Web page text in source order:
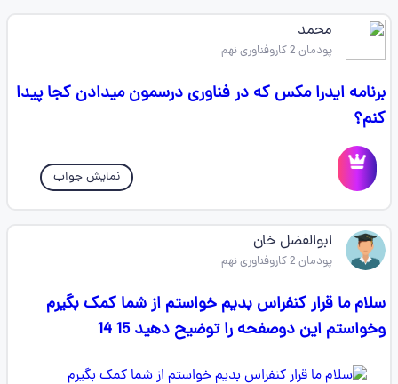
محمد
پودمان 2 کاروفناوری نهم
برنامه ایدرا مکس که در فناوری درسمون میدادن کجا پیدا
کنم؟
نمایش جواب
ابوالفضل خان
پودمان 2 کاروفناوری نهم
سلام ما قرار کنفراس بدیم خواستم از شما کمک بگیرم
وخواستم این دوصفحه را توضیح دهید 15 14